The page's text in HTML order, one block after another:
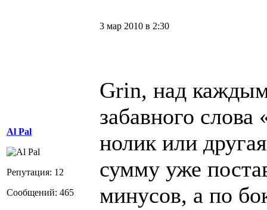
Al Pal
Репутация: 12
Сообщений: 465
3 мар 2010 в 2:30
Grin, над
забавного слова
нолик или
сумму уже
минусов, а по